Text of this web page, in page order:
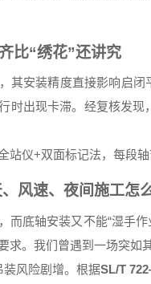
比“绣花”还讲究
其安装精度直接影响启
时出现卡滞。经复核发
站仪+双面标记法，每段
风速、夜间施工怎
而底轴安装又不能“湿手
求。我们曾遇到一场突如
装风险剧增。根据SL/T